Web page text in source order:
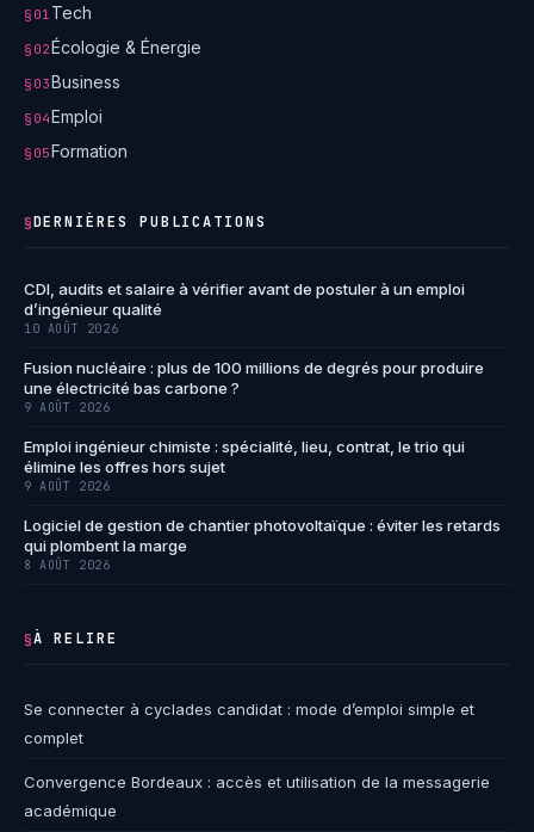
§01 Tech
§02Écologie & Énergie
§03Business
§04Emploi
§05Formation
§DERNIÈRES PUBLICATIONS
CDI, audits et salaire à vérifier avant de postuler à un emploi
d’ingénieur qualité
10 AOÛT 2026
Fusion nucléaire : plus de 100 millions de degrés pour produire
une électricité bas carbone ?
9 AOÛT 2026
Emploi ingénieur chimiste : spécialité, lieu, contrat, le trio qui
élimine les offres hors sujet
9 AOÛT 2026
Logiciel de gestion de chantier photovoltaïque : éviter les retards
qui plombent la marge
8 AOÛT 2026
§À RELIRE
Se connecter à cyclades candidat : mode d’emploi simple et
complet
Convergence Bordeaux : accès et utilisation de la messagerie
académique